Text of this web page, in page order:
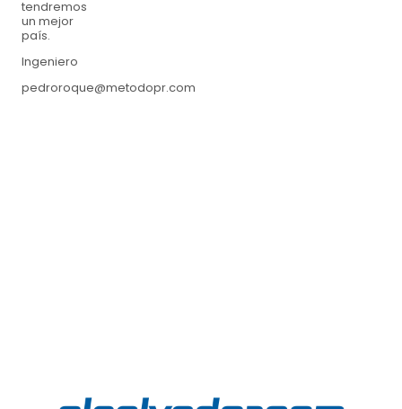
tendremos
un mejor
país.
Ingeniero
pedroroque@metodopr.com